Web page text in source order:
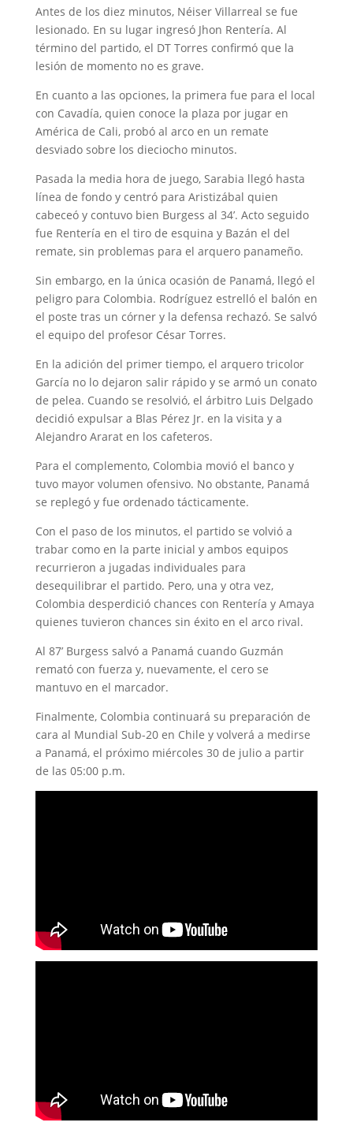
Antes de los diez minutos, Néiser Villarreal se fue
lesionado. En su lugar ingresó Jhon Rentería. Al
término del partido, el DT Torres confirmó que la
lesión de momento no es grave.
En cuanto a las opciones, la primera fue para el local
con Cavadía, quien conoce la plaza por jugar en
América de Cali, probó al arco en un remate
desviado sobre los dieciocho minutos.
Pasada la media hora de juego, Sarabia llegó hasta
línea de fondo y centró para Aristizábal quien
cabeceó y contuvo bien Burgess al 34’. Acto seguido
fue Rentería en el tiro de esquina y Bazán el del
remate, sin problemas para el arquero panameño.
Sin embargo, en la única ocasión de Panamá, llegó el
peligro para Colombia. Rodríguez estrelló el balón en
el poste tras un córner y la defensa rechazó. Se salvó
el equipo del profesor César Torres.
En la adición del primer tiempo, el arquero tricolor
García no lo dejaron salir rápido y se armó un conato
de pelea. Cuando se resolvió, el árbitro Luis Delgado
decidió expulsar a Blas Pérez Jr. en la visita y a
Alejandro Ararat en los cafeteros.
Para el complemento, Colombia movió el banco y
tuvo mayor volumen ofensivo. No obstante, Panamá
se replegó y fue ordenado tácticamente.
Con el paso de los minutos, el partido se volvió a
trabar como en la parte inicial y ambos equipos
recurrieron a jugadas individuales para
desequilibrar el partido. Pero, una y otra vez,
Colombia desperdició chances con Rentería y Amaya
quienes tuvieron chances sin éxito en el arco rival.
Al 87’ Burgess salvó a Panamá cuando Guzmán
remató con fuerza y, nuevamente, el cero se
mantuvo en el marcador.
Finalmente, Colombia continuará su preparación de
cara al Mundial Sub-20 en Chile y volverá a medirse
a Panamá, el próximo miércoles 30 de julio a partir
de las 05:00 p.m.